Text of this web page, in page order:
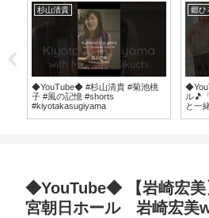
杉山清貴
◆YouTube◆ #杉山清貴 #菊池桃
子 #風の記憶 #shorts
#kiyotakasugiyama
郷ひ
ル🎵
と一
◆YouTube◆ 【岩崎宏美
宮朝日ホール 岩崎宏美